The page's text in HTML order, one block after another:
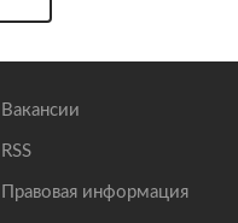
Вакансии
RSS
Правовая информация